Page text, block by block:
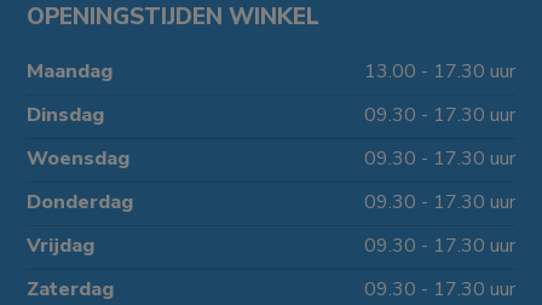
OPENINGSTIJDEN WINKEL
Maandag
13.00 - 17.30 uur
Dinsdag
09.30 - 17.30 uur
Woensdag
09.30 - 17.30 uur
Donderdag
09.30 - 17.30 uur
Vrijdag
09.30 - 17.30 uur
Zaterdag
09.30 - 17.30 uur